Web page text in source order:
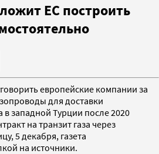
ЕС построить
европейские компании за
для доставки
в западной Турции после 2020
на транзит газа через
5 декабря, газета
на источники.